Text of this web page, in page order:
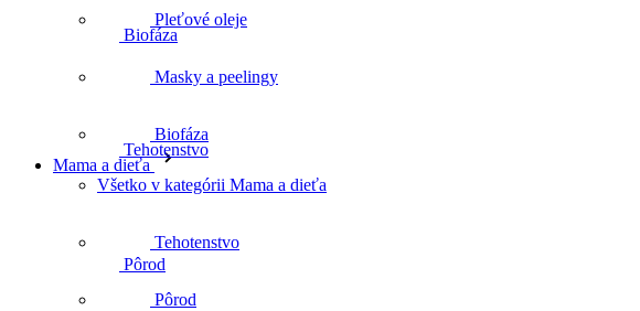
Pôrod
Pleťové oleje
Masky a peelingy
Biofáza
Mama a dieťa
Všetko v kategórii Mama a dieťa
Tehotenstvo
Pôrod